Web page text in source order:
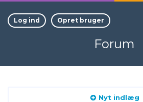
Log ind Opret bruger
Forum
Nyt indlæg